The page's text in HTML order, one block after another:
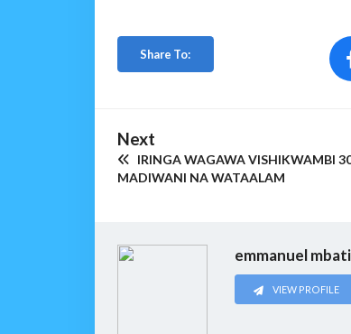
Share To:
Next
IRINGA WAGAWA VISHIKWAMBI
MADIWANI NA WATAALAM
emmanuel
VIEW PROFILE